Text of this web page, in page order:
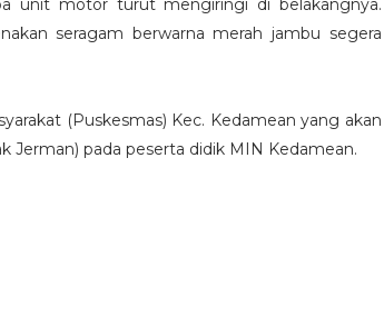
unit motor turut mengiringi di belakangnya.
seragam berwarna merah jambu segera
(Puskesmas) Kec. Kedamean yang akan
Jerman) pada peserta didik MIN Kedamean.